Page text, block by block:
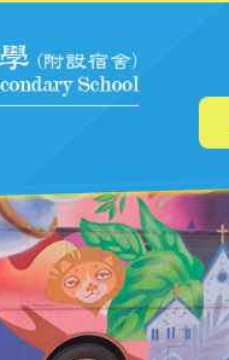
主
航